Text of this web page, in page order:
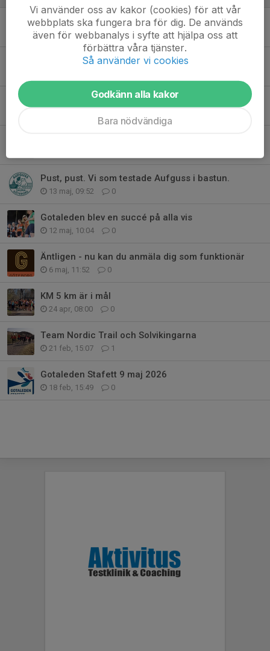
9 jun, 09:00 1
Ideellt arbete vs ersättning
Grill och medlemsmöte – sommaren är här
Pust, pust. Vi som testade Aufguss i bastun.
13 maj, 09:52 0
Gotaleden blev en succé på alla vis
12 maj, 10:04 0
Äntligen - nu kan du anmäla dig som funktionär
6 maj, 11:52 0
KM 5 km är i mål
24 apr, 08:00 0
Team Nordic Trail och Solvikingarna
21 feb, 15:07 1
Gotaleden Stafett 9 maj 2026
18 feb, 15:49 0
Vi använder oss av kakor (cookies) för att vår
webbplats ska fungera bra för dig. De används
även för webbanalys i syfte att hjälpa oss att
förbättra våra tjänster.
Så använder vi cookies
Godkänn alla kakor
Bara nödvändiga